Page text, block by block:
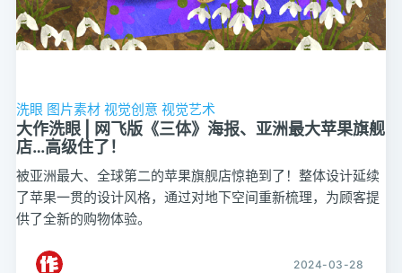
洗眼 图片素材 视觉创意 视觉艺术
大作洗眼 | 网飞版《三体》海报、亚洲最大苹果旗舰
店…高级住了！
被亚洲最大、全球第二的苹果旗舰店惊艳到了！整体设计延续
了苹果一贯的设计风格，通过对地下空间重新梳理，为顾客提
供了全新的购物体验。
2024-03-28